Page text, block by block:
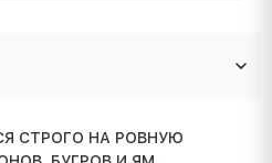
СТРОГО НА РОВНУЮ